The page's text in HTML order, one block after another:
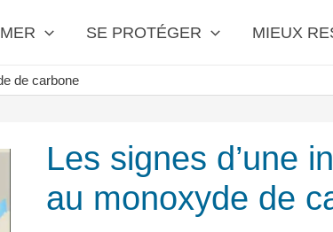
SE PROTÉGER MIEUX
de carbone
Les signes d’une
au monoxyde de